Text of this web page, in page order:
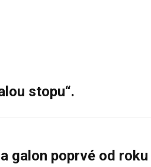
stopu“.
galon poprvé od